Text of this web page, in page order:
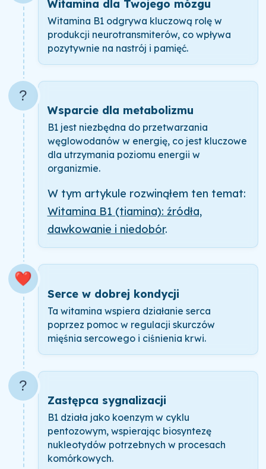
Witamina dla Twojego mózgu
Witamina B1 odgrywa kluczową rolę w
produkcji neurotransmiterów, co wpływa
pozytywnie na nastrój i pamięć.
?
Wsparcie dla metabolizmu
B1 jest niezbędna do przetwarzania
węglowodanów w energię, co jest kluczowe
dla utrzymania poziomu energii w
organizmie.
W tym artykule rozwinąłem ten temat:
Witamina B1 (tiamina): źródła,
dawkowanie i niedobór.
❤️
Serce w dobrej kondycji
Ta witamina wspiera działanie serca
poprzez pomoc w regulacji skurczów
mięśnia sercowego i ciśnienia krwi.
?
Zastępca sygnalizacji
B1 działa jako koenzym w cyklu
pentozowym, wspierając biosyntezę
nukleotydów potrzebnych w procesach
komórkowych.